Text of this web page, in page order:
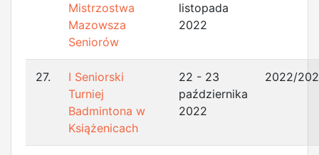
Mistrzostwa
Mazowsza
Seniorów
listopada
2022
27.
I Seniorski
Turniej
Badmintona w
Książenicach
22 - 23
października
2022
2022/